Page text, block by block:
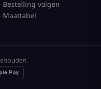
Bestelling volgen
Maattabel
Pay